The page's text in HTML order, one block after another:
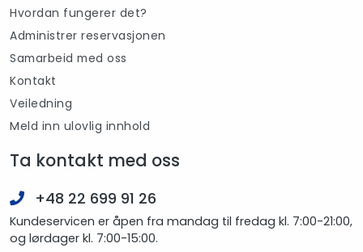
Hvordan fungerer det?
Administrer reservasjonen
Samarbeid med oss
Kontakt
Veiledning
Meld inn ulovlig innhold
Ta kontakt med oss
+48 22 699 91 26
Kundeservicen er åpen fra mandag til fredag kl. 7:00-21:00,
og lørdager kl. 7:00-15:00.